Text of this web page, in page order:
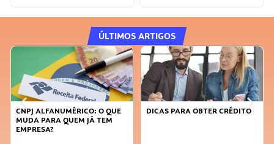
ÚLTIMOS ARTIGOS
O QUE
QUEM JÁ TEM
DICAS PARA OBTER CRÉDITO
FAÇA A